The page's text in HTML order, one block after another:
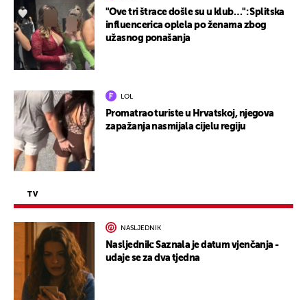
"Ove tri štrace došle su u klub…": Splitska
influencerica oplela po ženama zbog
užasnog ponašanja
LOL
Promatrao turiste u Hrvatskoj, njegova
zapažanja nasmijala cijelu regiju
TV
NASLJEDNIK
Nasljednik: Saznala je datum vjenčanja -
udaje se za dva tjedna